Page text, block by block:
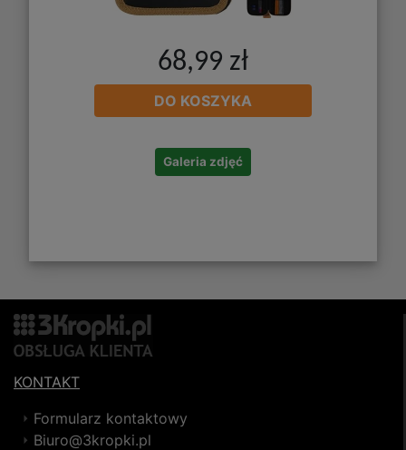
68,99 zł
DO KOSZYKA
Galeria zdjęć
KONTAKT
Formularz kontaktowy
Biuro@3kropki.pl